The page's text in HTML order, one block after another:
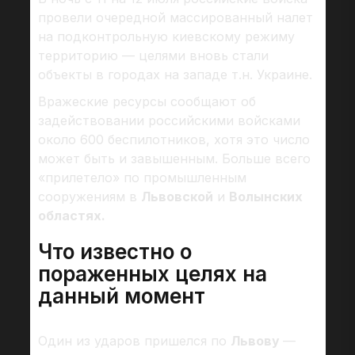
провели очередной массированный налет
на подконтрольную киевскому режиму
территорию — целями вновь стали
объекты в городах на западе т.н. Украине.
Вражеские ресурсы сообщают об
задействовании российскими войсками
около 600 беспилотников, хотя это число
может быть и завышенным. Больше всего
«прилетело» по промышленным
сооружениям в Львовской и Волынских
областях.
Что известно о
пораженных целях на
данный момент
Один из ударов пришелся по Львову —